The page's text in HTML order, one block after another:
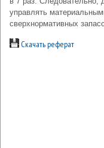
управлять
сверхнормативных
Скачать реферат